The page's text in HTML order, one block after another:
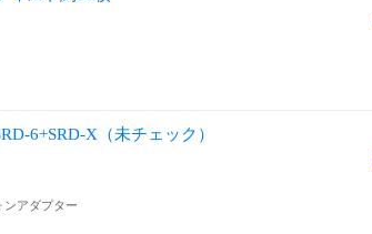
6+SRD-X（未チェック）
ンアダプター